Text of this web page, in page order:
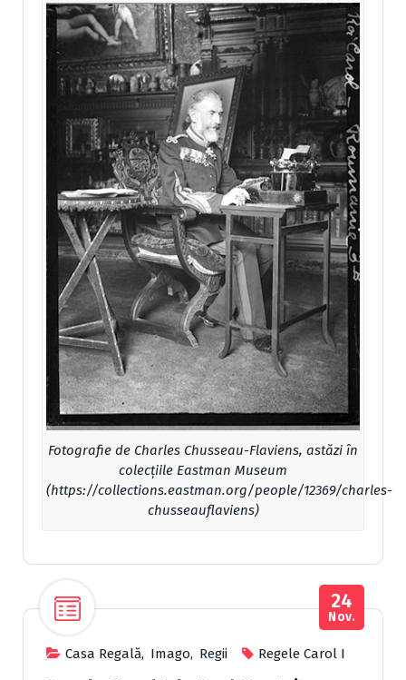
Fotografie de Charles Chusseau-Flaviens, astăzi în
colecțiile Eastman Museum
(https://collections.eastman.org/people/12369/charles-
chusseauflaviens)
Casa Regală, Imago, Regii Regele Carol I
24
Nov.